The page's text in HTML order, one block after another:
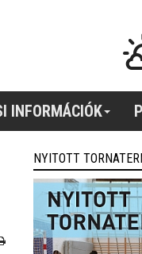
INFORMÁCIÓK
NYITOTT